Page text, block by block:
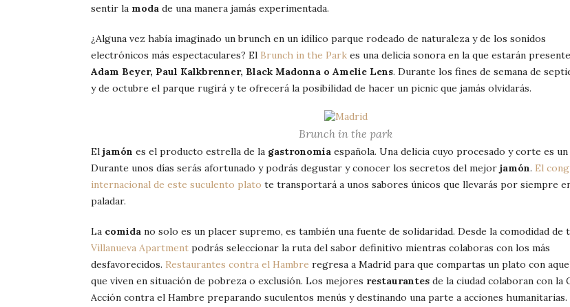
sentir la moda de una manera jamás experimentada.
¿Alguna vez había imaginado un brunch en un idílico parque rodeado de naturaleza y de los sonidos
electrónicos más espectaculares? El Brunch in the Park es una delicia sonora en la que estarán
Adam Beyer, Paul Kalkbrenner, Black Madonna o Amelie Lens. Durante los fines de semana de
y de octubre el parque rugirá y te ofrecerá la posibilidad de hacer un picnic que jamás olvidarás.
Brunch in the park
El jamón es el producto estrella de la gastronomía española. Una delicia cuyo procesado y corte es
Durante unos días serás afortunado y podrás degustar y conocer los secretos del mejor jamón. El
internacional de este suculento plato te transportará a unos sabores únicos que llevarás por siempre
paladar.
La comida no solo es un placer supremo, es también una fuente de solidaridad. Desde la comodidad de
Villanueva Apartment podrás seleccionar la ruta del sabor definitivo mientras colaboras con los más
desfavorecidos. Restaurantes contra el Hambre regresa a Madrid para que compartas un plato con
que viven en situación de pobreza o exclusión. Los mejores restaurantes de la ciudad colaboran con la
Acción contra el Hambre preparando suculentos menús y destinando una parte a acciones humanitarias.